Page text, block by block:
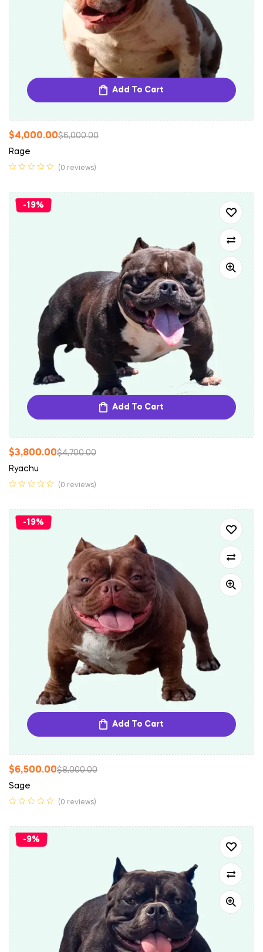
Add To Cart
$6,000.00
$4,000.00
Rage
(0 reviews)
-19%
Add To Cart
$4,700.00
$3,800.00
Ryachu
(0 reviews)
-19%
Add To Cart
$8,000.00
$6,500.00
Sage
(0 reviews)
-9%